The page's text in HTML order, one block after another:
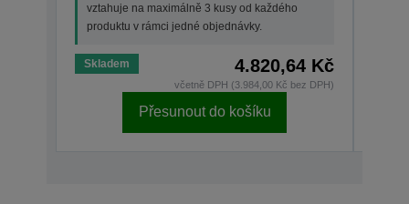
vztahuje na maximálně 3 kusy od každého
produktu v rámci jedné objednávky.
Skladem 4.820,64 Kč
včetně DPH (3.984,00 Kč bez DPH)
Přesunout do košíku